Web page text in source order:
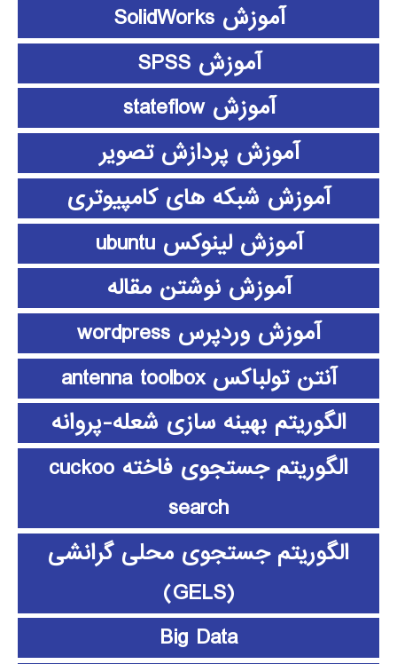
آموزش SolidWorks
آموزش SPSS
آموزش stateflow
آموزش پردازش تصویر
آموزش شبکه های کامپیوتری
آموزش لینوکس ubuntu
آموزش نوشتن مقاله
آموزش وردپرس wordpress
آنتن تولباکس antenna toolbox
الگوریتم بهینه سازی شعله-پروانه
الگوریتم جستجوی فاخته cuckoo
search
الگوریتم جستجوی محلی گرانشی
(GELS)
Big Data